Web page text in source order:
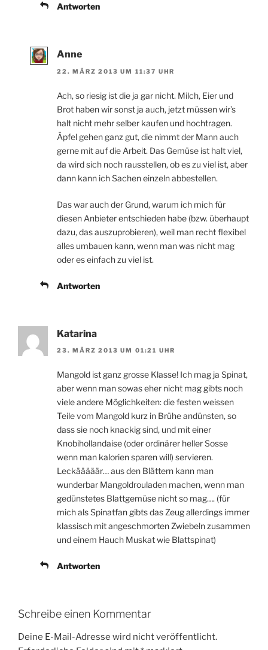
Antworten
Anne
22. MÄRZ 2013 UM 11:37 UHR
Ach, so riesig ist die ja gar nicht. Milch, Eier und
Brot haben wir sonst ja auch, jetzt müssen wir’s
halt nicht mehr selber kaufen und hochtragen.
Äpfel gehen ganz gut, die nimmt der Mann auch
gerne mit auf die Arbeit. Das Gemüse ist halt viel,
da wird sich noch rausstellen, ob es zu viel ist, aber
dann kann ich Sachen einzeln abbestellen.
Das war auch der Grund, warum ich mich für
diesen Anbieter entschieden habe (bzw. überhaupt
dazu, das auszuprobieren), weil man recht flexibel
alles umbauen kann, wenn man was nicht mag
oder es einfach zu viel ist.
Antworten
Katarina
23. MÄRZ 2013 UM 01:21 UHR
Mangold ist ganz grosse Klasse! Ich mag ja Spinat,
aber wenn man sowas eher nicht mag gibts noch
viele andere Möglichkeiten: die festen weissen
Teile vom Mangold kurz in Brühe andünsten, so
dass sie noch knackig sind, und mit einer
Knobihollandaise (oder ordinärer heller Sosse
wenn man kalorien sparen will) servieren.
Leckääääär… aus den Blättern kann man
wunderbar Mangoldrouladen machen, wenn man
gedünstetes Blattgemüse nicht so mag…. (für
mich als Spinatfan gibts das Zeug allerdings immer
klassisch mit angeschmorten Zwiebeln zusammen
und einem Hauch Muskat wie Blattspinat)
Antworten
Schreibe einen Kommentar
Deine E-Mail-Adresse wird nicht veröffentlicht.